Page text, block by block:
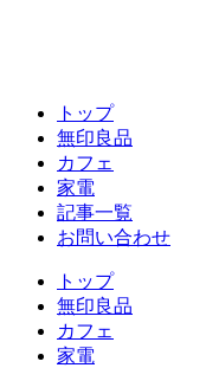
トップ
無印良品
カフェ
家電
記事一覧
お問い合わせ
トップ
無印良品
カフェ
家電